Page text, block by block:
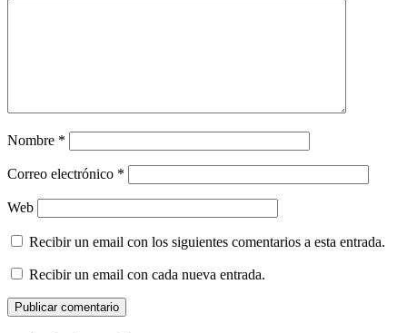
Nombre *
Correo electrónico *
Web
Recibir un email con los siguientes comentarios a esta entrada.
Recibir un email con cada nueva entrada.